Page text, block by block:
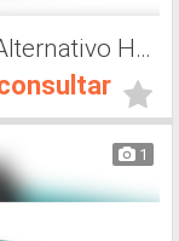
Toner Alternativo Hp 202A, Impresora Láser
1